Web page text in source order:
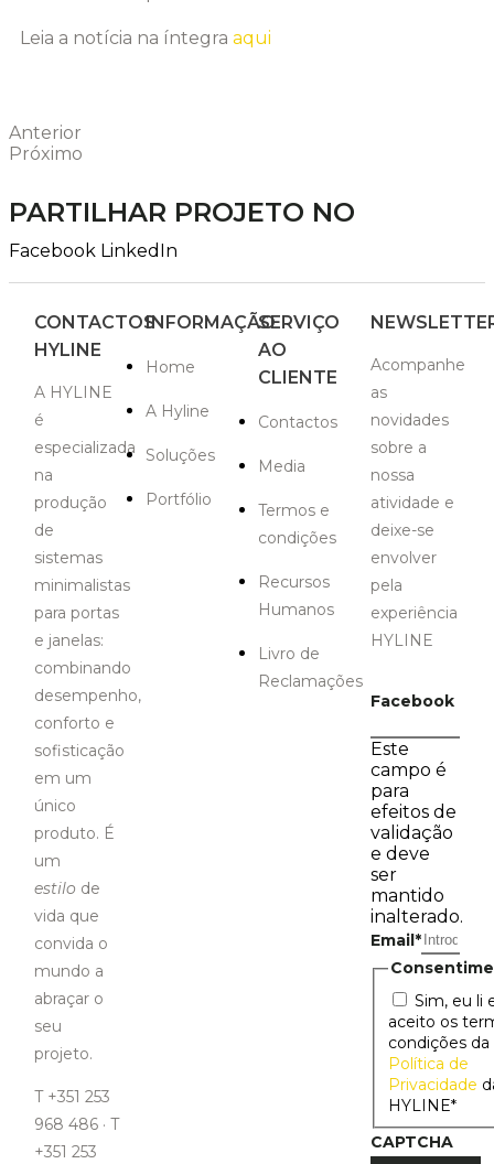
Leia a notícia na íntegra aqui
Anterior
Próximo
PARTILHAR PROJETO NO
Facebook LinkedIn
CONTACTOS
HYLINE
A HYLINE
é
especializada
na
produção
de
sistemas
minimalistas
para portas
e janelas:
combinando
desempenho,
conforto e
sofisticação
em um
único
produto. É
um
estilo de
vida que
convida o
mundo a
abraçar o
seu
projeto.
T +351 253
968 486 · T
+351 253
INFORMAÇÃO
Home
A Hyline
Soluções
Portfólio
SERVIÇO
AO
CLIENTE
Contactos
Media
Termos e
condições
Recursos
Humanos
Livro de
Reclamações
Acompanhe
as
novidades
sobre a
nossa
atividade e
deixe-se
envolver
pela
experiência
HYLINE
Facebook
Este
campo é
para
efeitos de
validação
e deve
ser
mantido
inalterado.
Email*
Sim, eu li
aceito os
condições da
Política de
Privacidade
HYLINE*
CAPTCHA